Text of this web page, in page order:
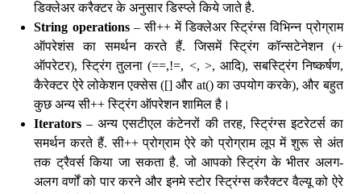
डिक्लेअर करैक्टर के अनुसार डिस्प्ले किये जाते है.
String operations– सी++ में डिक्लेअर स्ट्रिंग्स विभिन्न प्रोग्राम
ऑपरेशंस का समर्थन करते हैं. जिसमें स्ट्रिंग कॉन्सटेनेशन (+
ऑपरेटर), स्ट्रिंग तुलना (==,!=, <, >, आदि), सबस्ट्रिंग निष्कर्षण,
कैरेक्टर ऐरे लोकेशन एक्सेस ([] और at() का उपयोग करके), और बहुत
कुछ अन्य सी++ स्ट्रिंग ऑपरेशन शामिल है।
Iterators – अन्य एसटीएल कंटेनरों की तरह, स्ट्रिंग्स इटरेटर्स का
समर्थन करते हैं. सी++ प्रोग्राम ऐरे को प्रोग्राम लूप में शुरू से अंत
तक ट्रैवर्स किया जा सकता है. जो आपको स्ट्रिंग के भीतर अलग-
अलग वर्णों को पार करने और इनमे स्टोर स्ट्रिंग्स करैक्टर वैल्यू को ऐरे